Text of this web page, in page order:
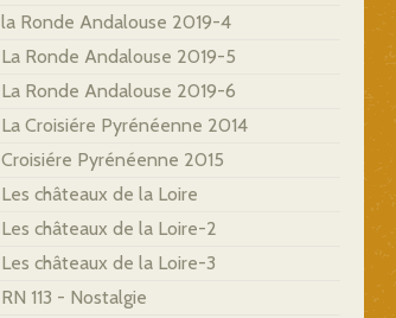
la Ronde Andalouse 2019-4
La Ronde Andalouse 2019-5
La Ronde Andalouse 2019-6
La Croisiére Pyrénéenne 2014
Croisiére Pyrénéenne 2015
Les châteaux de la Loire
Les châteaux de la Loire-2
Les châteaux de la Loire-3
RN 113 - Nostalgie